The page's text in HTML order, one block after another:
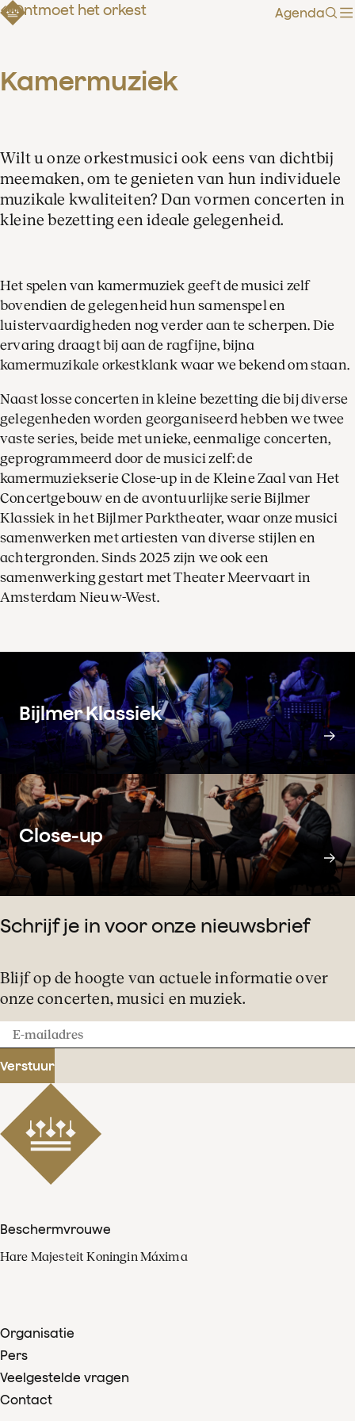
Agenda
Ontmoet het orkest
Kamermuziek
Wilt u onze orkestmusici ook eens van dichtbij
meemaken, om te genieten van hun individuele
muzikale kwaliteiten? Dan vormen concerten in
kleine bezetting een ideale gelegenheid.
Het spelen van kamermuziek geeft de musici zelf
bovendien de gelegenheid hun samenspel en
luistervaardigheden nog verder aan te scherpen. Die
ervaring draagt bij aan de ragfijne, bijna
kamermuzikale orkestklank waar we bekend om staan.
Naast losse concerten in kleine bezetting die bij diverse
gelegenheden worden georganiseerd hebben we twee
vaste series, beide met unieke, eenmalige concerten,
geprogrammeerd door de musici zelf: de
kamermuziekserie Close-up in de Kleine Zaal van Het
Concertgebouw en de avontuurlijke serie Bijlmer
Klassiek in het Bijlmer Parktheater, waar onze musici
samenwerken met artiesten van diverse stijlen en
achtergronden. Sinds 2025 zijn we ook een
samenwerking gestart met Theater Meervaart in
Amsterdam Nieuw-West.
Bijlmer Klassiek
Close-up
Schrijf je in voor onze nieuwsbrief
Blijf op de hoogte van actuele informatie over
onze concerten, musici en muziek.
E-
mailadres
Verstuur
Beschermvrouwe
Hare Majesteit Koningin Máxima
Organisatie
Pers
Veelgestelde vragen
Contact